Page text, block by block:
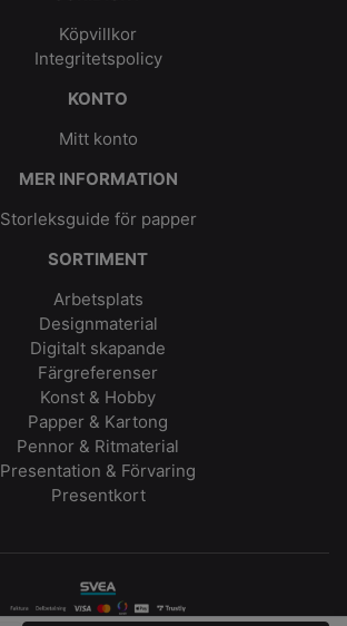
Köpvillkor
Integritetspolicy
KONTO
Mitt konto
MER INFORMATION
Storleksguide för papper
SORTIMENT
Arbetsplats
Designmaterial
Digitalt skapande
Färgreferenser
Konst & Hobby
Papper & Kartong
Pennor & Ritmaterial
Presentation & Förvaring
Presentkort